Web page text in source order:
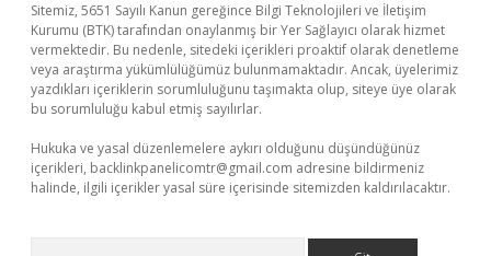
Sitemiz, 5651 Sayılı Kanun gereğince Bilgi Teknolojileri ve İletişim
Kurumu (BTK) tarafından onaylanmış bir Yer Sağlayıcı olarak hizmet
vermektedir. Bu nedenle, sitedeki içerikleri proaktif olarak denetleme
veya araştırma yükümlülüğümüz bulunmamaktadır. Ancak, üyelerimiz
yazdıkları içeriklerin sorumluluğunu taşımakta olup, siteye üye olarak
bu sorumluluğu kabul etmiş sayılırlar.
Hukuka ve yasal düzenlemelere aykırı olduğunu düşündüğünüz
içerikleri, backlinkpanelicomtr@gmail.com adresine bildirmeniz
halinde, ilgili içerikler yasal süre içerisinde sitemizden kaldırılacaktır.